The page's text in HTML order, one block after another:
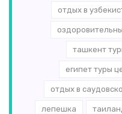
отдых в
ташкент
египет туры
отдых в
лепешка